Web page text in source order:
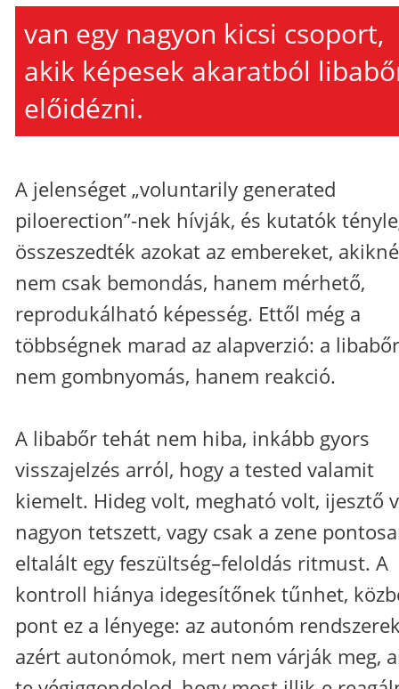
van egy nagyon kicsi csoport,
akik képesek akaratból
előidézni.
A jelenséget „voluntarily generated
piloerection”-nek hívják, és kutatók
összeszedték azokat az embereket,
nem csak bemondás, hanem mérhető,
reprodukálható képesség. Ettől még a
többségnek marad az alapverzió: a libabőr
nem gombnyomás, hanem reakció.
A libabőr tehát nem hiba, inkább gyors
visszajelzés arról, hogy a tested valamit
kiemelt. Hideg volt, megható volt, ijesztő
nagyon tetszett, vagy csak a zene
eltalált egy feszültség–feloldás ritmust. A
kontroll hiánya idegesítőnek tűnhet,
pont ez a lényege: az autonóm
azért autonómok, mert nem várják meg,